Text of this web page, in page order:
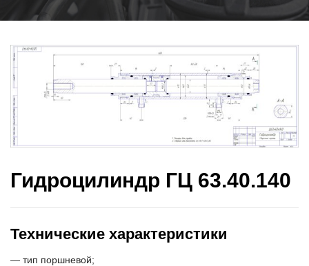
Гидроцилиндр ГЦ 63.40.140
Технические характеристики
— тип поршневой;